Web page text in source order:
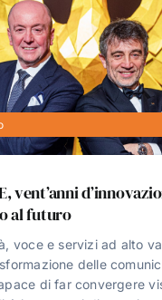
vent’anni
al futuro
voce e servizi ad alto
delle
di far convergere